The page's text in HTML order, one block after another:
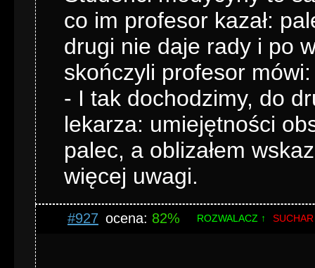
co im profesor kazał:
drugi nie daje rady i po
skończyli profesor mówi:
- I tak dochodzimy, do
lekarza: umiejętności
palec, a oblizałem
więcej uwagi.
#927 ocena: 82% ROZWALACZ ↑